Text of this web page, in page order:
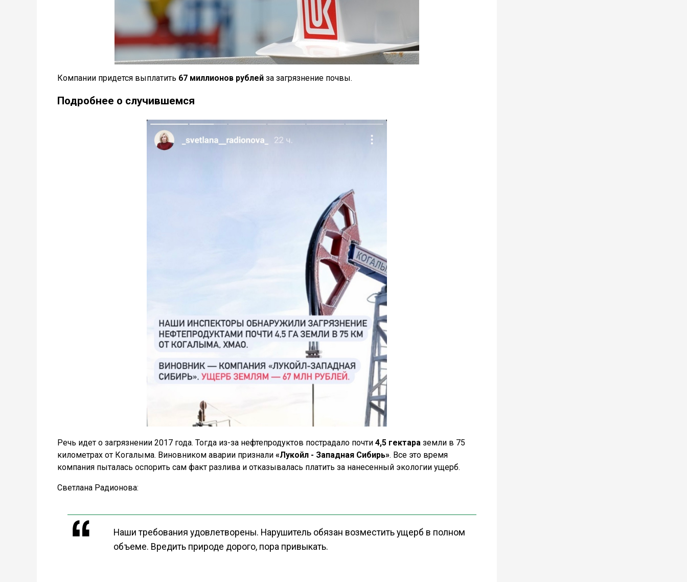
Компании придется выплатить 67 миллионов рублей за загрязнение почвы.
Подробнее о случившемся
Речь идет о загрязнении 2017 года. Тогда из-за нефтепродуктов пострадало почти 4,5 гектара земли в 75
километрах от Когалыма. Виновником аварии признали «Лукойл - Западная Сибирь». Все это время
компания пыталась оспорить сам факт разлива и отказывалась платить за нанесенный экологии ущерб.
Светлана Радионова:
Наши требования удовлетворены. Нарушитель обязан возместить ущерб в полном
объеме. Вредить природе дорого, пора привыкать.